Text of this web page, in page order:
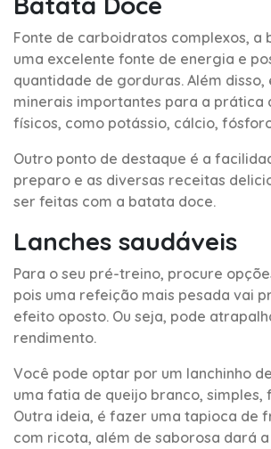
Fonte de carboidratos complexos, a
uma excelente fonte de energia e
quantidade de gorduras. Além disso,
minerais importantes para a prática
físicos, como potássio, cálcio,
Outro ponto de destaque é a
preparo e as diversas receitas
ser feitas com a batata doce.
Lanches saudáveis
Para o seu pré-treino, procure
pois uma refeição mais pesada vai
efeito oposto. Ou seja, pode
rendimento.
Você pode optar por um lanchinho
uma fatia de queijo branco, simples,
Outra ideia, é fazer uma tapioca de
com ricota, além de saborosa dará